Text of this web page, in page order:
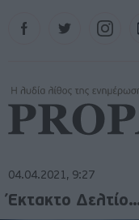
Instagram
04.04.2021, 9:27
Έκτακτο